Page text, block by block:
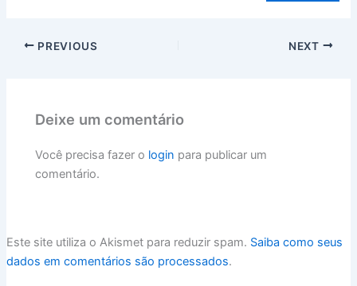
PREVIOUS NEXT
Deixe um comentário
Você precisa fazer o login para publicar um
comentário.
Este site utiliza o Akismet para reduzir spam. Saiba como seus
dados em comentários são processados.